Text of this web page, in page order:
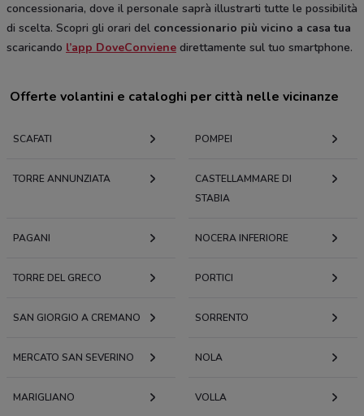
concessionaria, dove il personale saprà illustrarti tutte le possibilità
di scelta. Scopri gli orari del concessionario più vicino a casa tua
scaricando l’app DoveConviene direttamente sul tuo smartphone.
Offerte volantini e cataloghi per città nelle vicinanze
SCAFATI POMPEI
TORRE ANNUNZIATA
CASTELLAMMARE DI
STABIA
PAGANI NOCERA INFERIORE
TORRE DEL GRECO PORTICI
SAN GIORGIO A CREMANO SORRENTO
MERCATO SAN SEVERINO NOLA
MARIGLIANO VOLLA